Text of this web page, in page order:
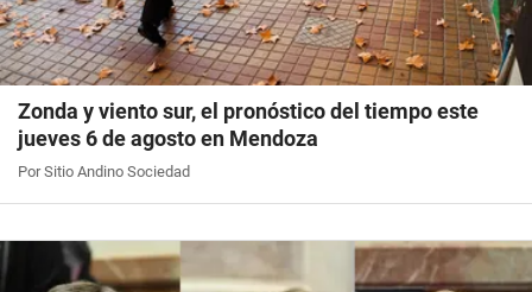
Zonda y viento sur, el pronóstico del tiempo este
jueves 6 de agosto en Mendoza
Por Sitio Andino Sociedad